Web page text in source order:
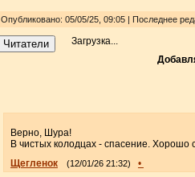
Опубликовано: 05/05/25, 09:05 | Последнее
Читатели
Загрузка...
Верно, Шура!
В чистых колодцах - спасение. Хорошо
Щегленок
(12/01/26 21:32) •